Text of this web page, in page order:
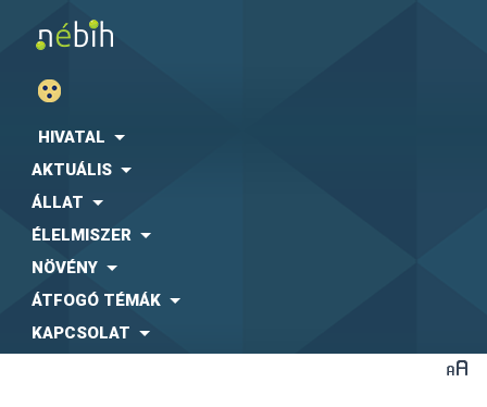
HIVATAL
AKTUÁLIS
ÁLLAT
ÉLELMISZER
NÖVÉNY
ÁTFOGÓ TÉMÁK
KAPCSOLAT